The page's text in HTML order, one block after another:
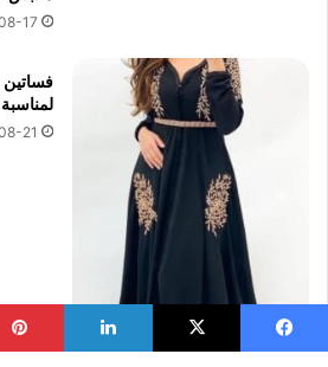
17
21
فيسبوك ‫X لينكدإن بينتيريست